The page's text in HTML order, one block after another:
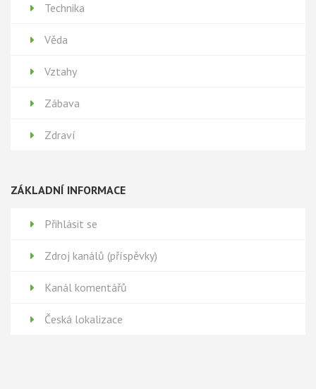
Technika
Věda
Vztahy
Zábava
Zdraví
ZÁKLADNÍ INFORMACE
Přihlásit se
Zdroj kanálů (příspěvky)
Kanál komentářů
Česká lokalizace